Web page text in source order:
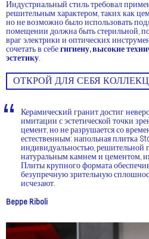
Индустриальный стиль требовал
решительным характером, таких как
но не возможно было использовать
помещении должна быть стерильной,
враг электрики и оптических
сочетать в себе гигиену, высокие
эстетику.
ОТКРОЙ ДЛЯ СЕБЯ
Керамический гранит достиг
имитации с эстетической точки
цемент, но не разрушается со
естественным: напольная плитка
индивидуальностью, решительной
натуральным камнем и цементом,
Плиты крупного формата
безупречную зрительную
исчезают.
Beppe Riboli